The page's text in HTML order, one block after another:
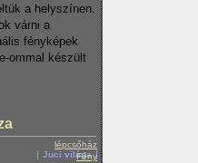
a helyszínen.
várni a
fényképek
ommal készült
lépcsőház
Fény
Juci világa